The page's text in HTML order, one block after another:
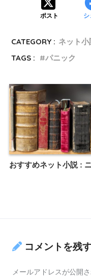
ポスト シ
CATEGORY : ネット小
TAGS :
パニック
おすすめネット小説 :
コメントを残
メールアドレスが公開